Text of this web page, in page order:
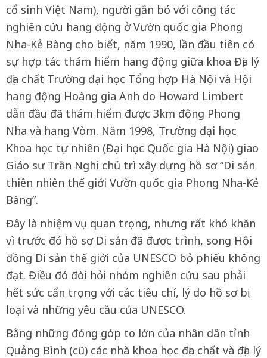
cổ sinh Việt Nam), người gắn bó với công tác
nghiên cứu hang động ở Vườn quốc gia Phong
Nha-Kẻ Bàng cho biết, năm 1990, lần đầu tiên có
sự hợp tác thám hiểm hang động giữa khoa Địa lý
địa chất Trường đại học Tổng hợp Hà Nội và Hội
hang động Hoàng gia Anh do Howard Limbert
dẫn đầu đã thám hiểm được 3km động Phong
Nha và hang Vòm. Năm 1998, Trường đại học
Khoa học tự nhiên (Đại học Quốc gia Hà Nội) giao
Giáo sư Trần Nghi chủ trì xây dựng hồ sơ “Di sản
thiên nhiên thế giới Vườn quốc gia Phong Nha-Kẻ
Bàng”.
Đây là nhiệm vụ quan trọng, nhưng rất khó khăn
vì trước đó hồ sơ Di sản đã được trình, song Hội
đồng Di sản thế giới của UNESCO bỏ phiếu không
đạt. Điều đó đòi hỏi nhóm nghiên cứu sau phải
hết sức cẩn trọng với các tiêu chí, lý do hồ sơ bị
loại và những yêu cầu của UNESCO.
Bằng những đóng góp to lớn của nhân dân tỉnh
Quảng Bình (cũ) các nhà khoa học địa chất và địa lý